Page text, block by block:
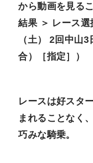
から動画を見る
結果 ＞ レース
（土） 2回中山
合）［指定］）
レースは好スタ
まれることなく
巧みな騎乗。